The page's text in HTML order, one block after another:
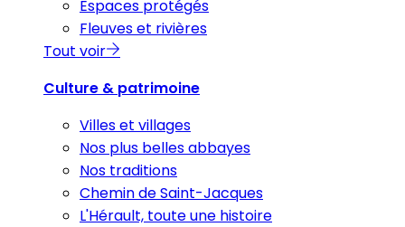
Espaces protégés
Fleuves et rivières
Tout voir
Culture & patrimoine
Villes et villages
Nos plus belles abbayes
Nos traditions
Chemin de Saint-Jacques
L'Hérault, toute une histoire